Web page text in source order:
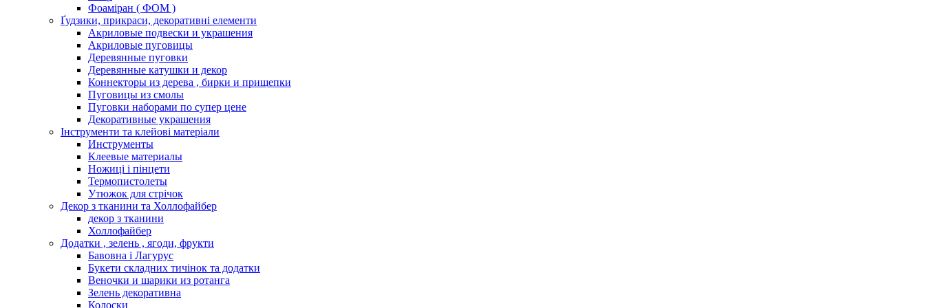
Фоаміран ( ФОМ )
Ґудзики, прикраси, декоративні елементи
Акриловые подвески и украшения
Акриловые пуговицы
Деревянные пуговки
Деревянные катушки и декор
Коннекторы из дерева , бирки и прищепки
Пуговицы из смолы
Пуговки наборами по супер цене
Декоративные украшения
Інструменти та клейові матеріали
Инструменты
Клеевые материалы
Ножиці і пінцети
Термопистолеты
Утюжок для стрічок
Декор з тканини та Холлофайбер
декор з тканини
Холлофайбер
Додатки , зелень , ягоди, фрукти
Бавовна і Лагурус
Букети складних тичінок та додатки
Веночки и шарики из ротанга
Зелень декоративна
Колоски